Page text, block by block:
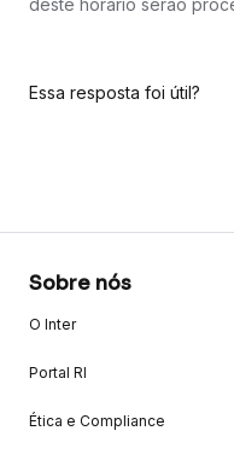
deste horário serão
Essa resposta foi útil?
Sobre nós
O Inter
Portal RI
Ética e Compliance